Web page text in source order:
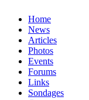
Home
News
Articles
Photos
Events
Forums
Links
Sondages